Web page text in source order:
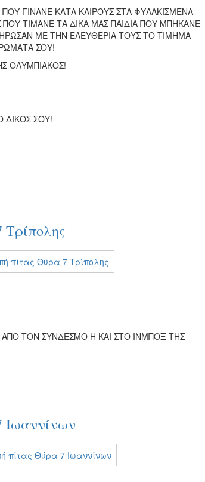
ΠΟΥ ΓΙΝΑΝΕ ΚΑΤΑ ΚΑΙΡΟΥΣ ΣΤΑ ΦΥΛΑΚΙΣΜΕΝΑ
ΠΟΥ ΤΙΜΑΝΕ ΤΑ ΔΙΚΑ ΜΑΣ ΠΑΙΔΙΑ ΠΟΥ ΜΠΗΚΑΝΕ
ΜΕ ΤΗΝ ΕΛΕΥΘΕΡΙΑ ΤΟΥΣ ΤΟ ΤΙΜΗΜΑ
ΣΟΥ!
ΟΛΥΜΠΙΑΚΟΣ!
ΣΟΥ!
ΑΠΟ ΤΟΝ ΣΥΝΔΕΣΜΟ Η ΚΑΙ ΣΤΟ ΙΝΜΠΟΞ ΤΗΣ
Ιωαννίνων